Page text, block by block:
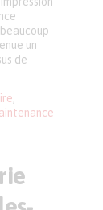
un
de